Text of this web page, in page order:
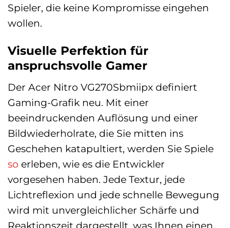
Spieler, die keine Kompromisse eingehen
wollen.
Visuelle Perfektion für
anspruchsvolle Gamer
Der Acer Nitro VG270Sbmiipx definiert
Gaming-Grafik neu. Mit einer
beeindruckenden Auflösung und einer
Bildwiederholrate, die Sie mitten ins
Geschehen katapultiert, werden Sie Spiele
so erleben, wie es die Entwickler
vorgesehen haben. Jede Textur, jede
Lichtreflexion und jede schnelle Bewegung
wird mit unvergleichlicher Schärfe und
Reaktionszeit dargestellt, was Ihnen einen